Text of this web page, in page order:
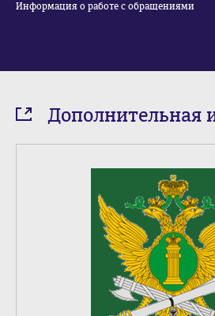
Информация о работе с обращениями
Дополнительная